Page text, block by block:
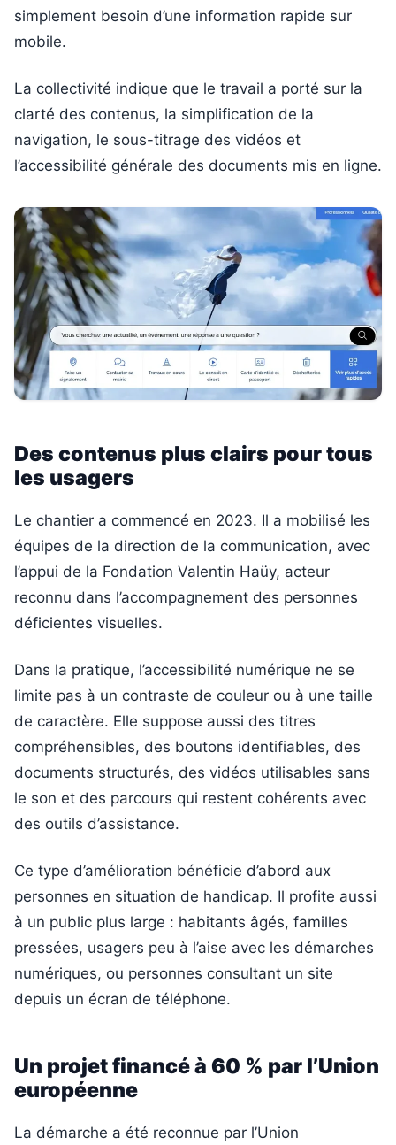
simplement besoin d’une information rapide sur
mobile.
La collectivité indique que le travail a porté sur la
clarté des contenus, la simplification de la
navigation, le sous-titrage des vidéos et
l’accessibilité générale des documents mis en ligne.
Des contenus plus clairs pour tous
les usagers
Le chantier a commencé en 2023. Il a mobilisé les
équipes de la direction de la communication, avec
l’appui de la Fondation Valentin Haüy, acteur
reconnu dans l’accompagnement des personnes
déficientes visuelles.
Dans la pratique, l’accessibilité numérique ne se
limite pas à un contraste de couleur ou à une taille
de caractère. Elle suppose aussi des titres
compréhensibles, des boutons identifiables, des
documents structurés, des vidéos utilisables sans
le son et des parcours qui restent cohérents avec
des outils d’assistance.
Ce type d’amélioration bénéficie d’abord aux
personnes en situation de handicap. Il profite aussi
à un public plus large : habitants âgés, familles
pressées, usagers peu à l’aise avec les démarches
numériques, ou personnes consultant un site
depuis un écran de téléphone.
Un projet financé à 60 % par l’Union
européenne
La démarche a été reconnue par l’Union